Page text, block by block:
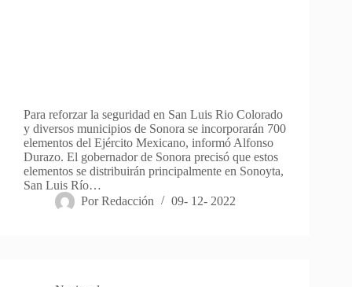
Para reforzar la seguridad en San Luis Rio Colorado
y diversos municipios de Sonora se incorporarán 700
elementos del Ejército Mexicano, informó Alfonso
Durazo. El gobernador de Sonora precisó que estos
elementos se distribuirán principalmente en Sonoyta,
San Luis Río…
Por Redacción 09- 12- 2022